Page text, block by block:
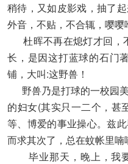
稍待，又如皮影戏，抽了
外音，不贴，不合辄，嘤嘤
杜晖不再在熄灯才回，
长，是因这打蓝球的石门
铺，大叫:这野兽！
野兽乃是打球的一校园
的妇女(其实只一二个，甚
等、博爱的事业操心。兹
而求其次了，总在蚊帐里喃
毕业那天，晚上，我